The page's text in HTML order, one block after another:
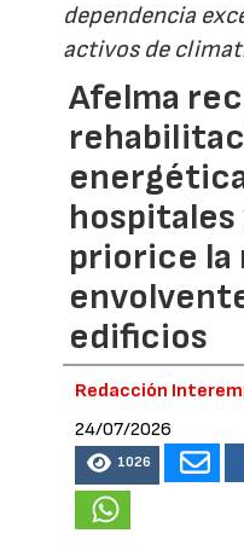
dependencia
activos de
Afelma
priorice la
edificios
Redacción
24/07/2026
1026